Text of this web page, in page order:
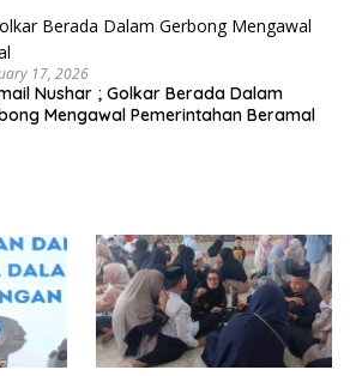
17, 2026
Nushar ; Golkar Berada Dalam
Mengawal Pemerintahan Beramal